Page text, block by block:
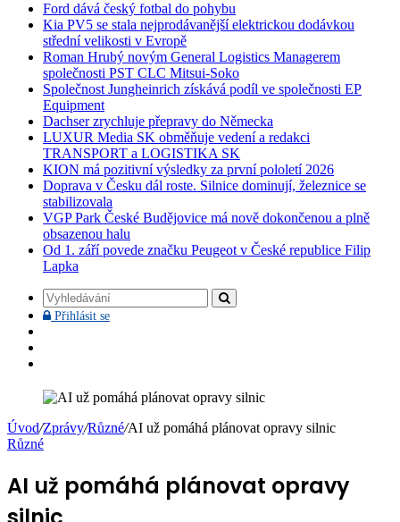
Ford dává český fotbal do pohybu
Kia PV5 se stala nejprodávanější elektrickou dodávkou
střední velikosti v Evropě
Roman Hrubý novým General Logistics Managerem
společnosti PST CLC Mitsui-Soko
Společnost Jungheinrich získává podíl ve společnosti EP
Equipment
Dachser zrychluje přepravy do Německa
LUXUR Media SK obměňuje vedení a redakci
TRANSPORT a LOGISTIKA SK
KION má pozitivní výsledky za první pololetí 2026
Doprava v Česku dál roste. Silnice dominují, železnice se
stabilizovala
VGP Park České Budějovice má nově dokončenou a plně
obsazenou halu
Od 1. září povede značku Peugeot v České republice Filip
Lapka
Vyhledávání
Přihlásit sePřihlásit
Úvod/Zprávy/Různé/AI už pomáhá plánovat opravy silnic
Různé
AI už pomáhá plánovat opravy